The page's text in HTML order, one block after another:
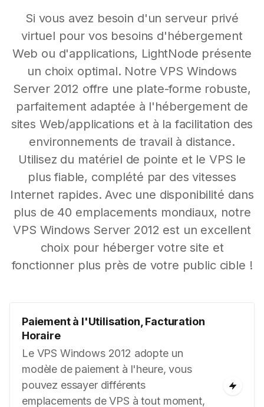
Si vous avez besoin d'un serveur privé
virtuel pour vos besoins d'hébergement
Web ou d'applications, LightNode présente
un choix optimal. Notre VPS Windows
Server 2012 offre une plate-forme robuste,
parfaitement adaptée à l'hébergement de
sites Web/applications et à la facilitation des
environnements de travail à distance.
Utilisez du matériel de pointe et le VPS le
plus fiable, complété par des vitesses
Internet rapides. Avec une disponibilité dans
plus de 40 emplacements mondiaux, notre
VPS Windows Server 2012 est un excellent
choix pour héberger votre site et
fonctionner plus près de votre public cible !
Paiement à l'Utilisation, Facturation
Horaire
Le VPS Windows 2012 adopte un
modèle de paiement à l'heure, vous
pouvez essayer différents
emplacements de VPS à tout moment,